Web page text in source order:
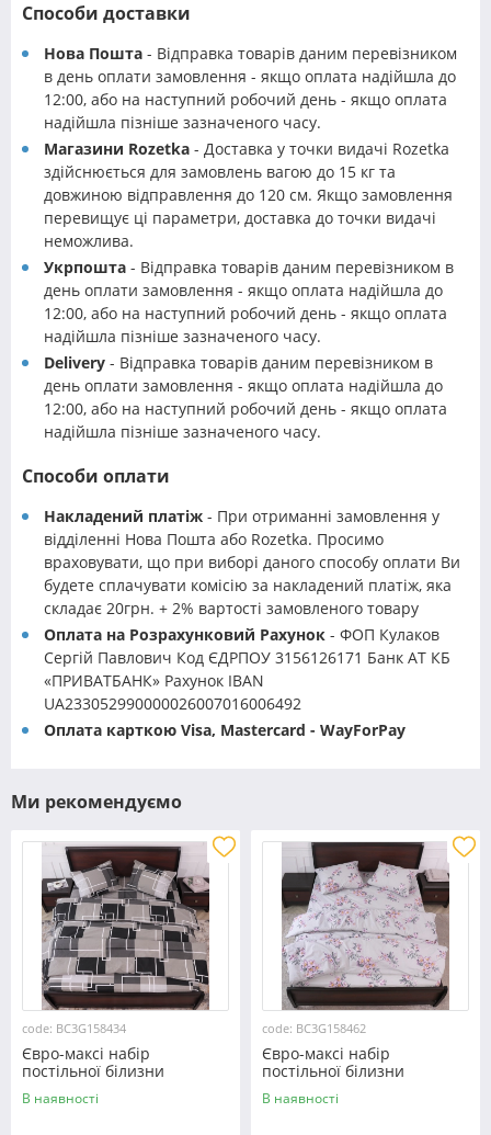
Способи доставки
Нова Пошта - Відправка товарів даним перевізником
в день оплати замовлення - якщо оплата надійшла до
12:00, або на наступний робочий день - якщо оплата
надійшла пізніше зазначеного часу.
Магазини Rozetka - Доставка у точки видачі Rozetka
здійснюється для замовлень вагою до 15 кг та
довжиною відправлення до 120 см. Якщо замовлення
перевищує ці параметри, доставка до точки видачі
неможлива.
Укрпошта - Відправка товарів даним перевізником в
день оплати замовлення - якщо оплата надійшла до
12:00, або на наступний робочий день - якщо оплата
надійшла пізніше зазначеного часу.
Delivery - Відправка товарів даним перевізником в
день оплати замовлення - якщо оплата надійшла до
12:00, або на наступний робочий день - якщо оплата
надійшла пізніше зазначеного часу.
Способи оплати
Накладений платіж - При отриманні замовлення у
відділенні Нова Пошта або Rozetka. Просимо
враховувати, що при виборі даного способу оплати Ви
будете сплачувати комісію за накладений платіж, яка
складає 20грн. + 2% вартості замовленого товару
Оплата на Розрахунковий Рахунок - ФОП Кулаков
Сергій Павлович Код ЄДРПОУ 3156126171 Банк АТ КБ
«ПРИВАТБАНК» Рахунок IBAN
UA233052990000026007016006492
Оплата карткою Visa, Mastercard - WayForPay
Ми рекомендуємо
code: BC3G158434
Євро-максі набір
постільної білизни
200*220 із Бязі "Gold"
№158434 Черешенка™
В наявності
code: BC3G158462
Євро-максі набір
постільної білизни
200*220 із Бязі "Gold"
№158462 Черешенька™
В наявності